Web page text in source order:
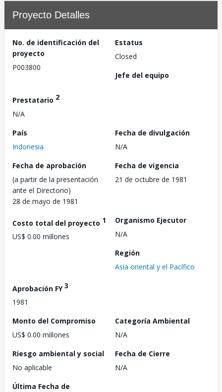
Proyecto Detalles
No. de identificación del
proyecto
P003800
Estatus
Closed
Jefe del equipo
Prestatario 2
N/A
País
Indonesia
Fecha de divulgación
N/A
Fecha de aprobación
(a partir de la presentación
ante el Directorio)
28 de mayo de 1981
Fecha de vigencia
21 de octubre de 1981
Costo total del proyecto 1
US$ 0.00 millones
Organismo Ejecutor
N/A
Región
Asia oriental y el Pacífico
Aprobación FY3
1981
Monto del Compromiso
US$ 0.00 millones
Categoría Ambiental
N/A
Riesgo ambiental y social
No aplicable
Fecha de Cierre
N/A
Última Fecha de